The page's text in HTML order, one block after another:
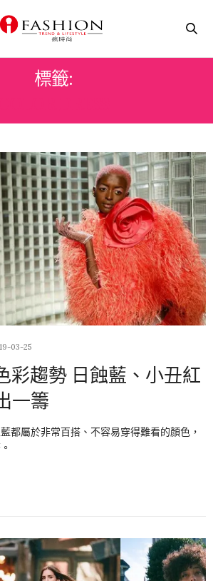
標籤:
03-25
彩趨勢 日蝕藍、小丑紅
一籌
都屬於非常百搭、不容易穿得難看的顏色，